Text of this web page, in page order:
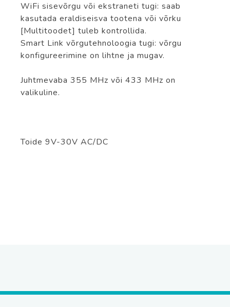
WiFi sisevõrgu või ekstraneti tugi: saab
kasutada eraldiseisva tootena või võrku
[Multitoodet] tuleb kontrollida.
Smart Link võrgutehnoloogia tugi: võrgu
konfigureerimine on lihtne ja mugav.
Juhtmevaba 355 MHz või 433 MHz on
valikuline.
Toide 9V-30V AC/DC